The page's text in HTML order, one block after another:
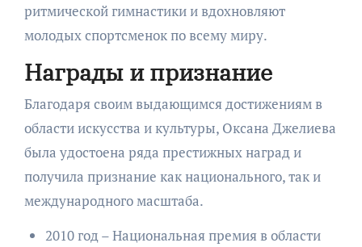
ритмической гимнастики и вдохновляют
молодых спортсменок по всему миру.
Награды и признание
Благодаря своим выдающимся достижениям в
области искусства и культуры, Оксана Джелиева
была удостоена ряда престижных наград и
получила признание как национального, так и
международного масштаба.
2010 год – Национальная премия в области